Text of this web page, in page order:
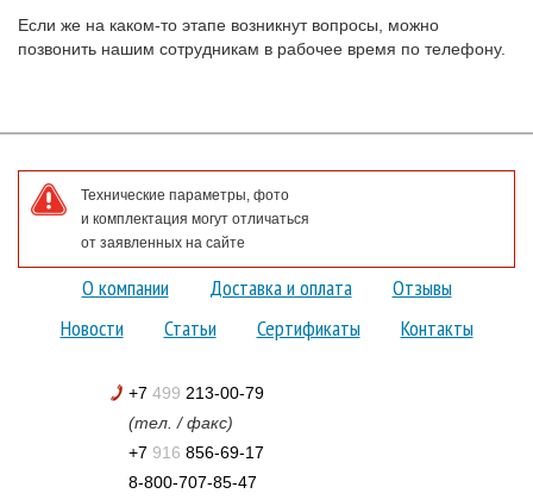
Если же на каком-то этапе возникнут вопросы, можно
позвонить нашим сотрудникам в рабочее время по телефону.
Технические параметры, фото
и комплектация могут отличаться
от заявленных на сайте
О компании Доставка и оплата
Отзывы
Новости
Статьи Сертификаты Контакты
+7 499 213-00-79
(тел. / факс)
+7 916 856-69-17
8-800-707-85-47